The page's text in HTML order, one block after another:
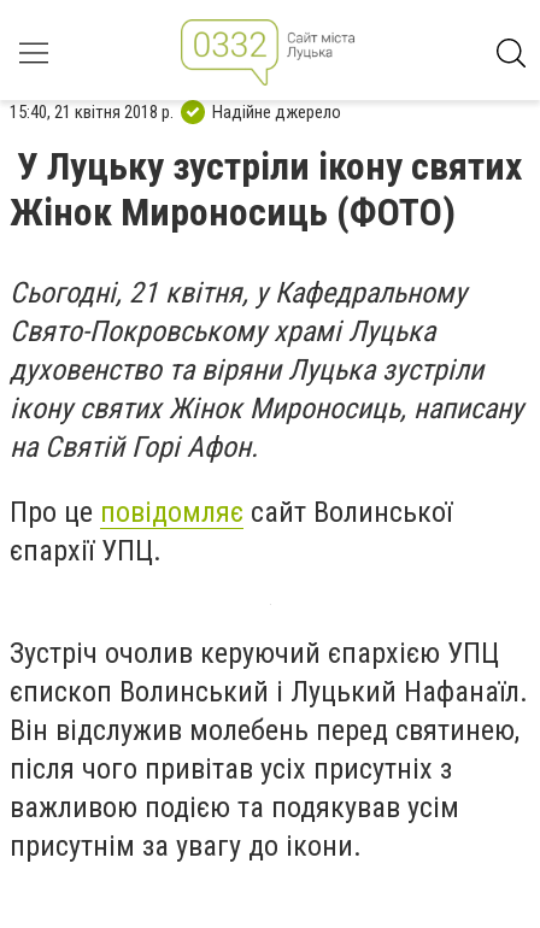
15:40, 21 квітня 2018 р. Надійне джерело
У Луцьку зустріли ікону святих
Жінок Мироносиць (ФОТО)
Сьогодні, 21 квітня, у Кафедральному
Свято-Покровському храмі Луцька
духовенство та віряни Луцька зустріли
ікону святих Жінок Мироносиць, написану
на Святій Горі Афон.
Про це повідомляє сайт Волинської
єпархії УПЦ.
Зустріч очолив керуючий єпархією УПЦ
єпископ Волинський і Луцький Нафанаїл.
Він відслужив молебень перед святинею,
після чого привітав усіх присутніх з
важливою подією та подякував усім
присутнім за увагу до ікони.